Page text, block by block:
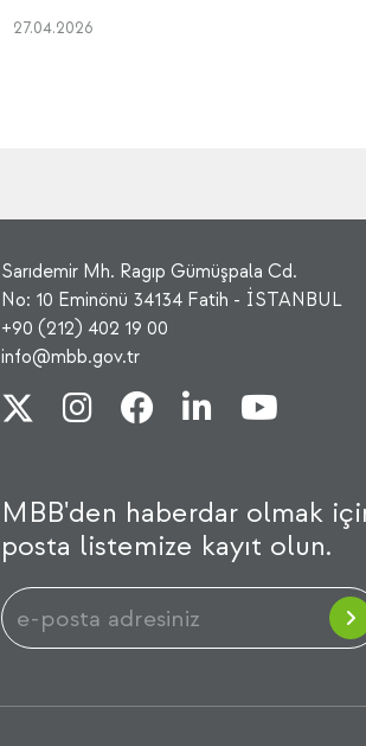
27.04.2026
Sarıdemir Mh. Ragıp Gümüşpala Cd.
No: 10 Eminönü 34134 Fatih - İSTANBUL
+90 (212) 402 19 00
info@mbb.gov.tr
MBB'den haberdar olmak
posta listemize kayıt olun.